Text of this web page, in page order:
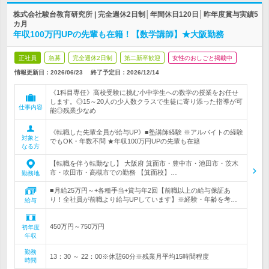
株式会社駿台教育研究所 | 完全週休2日制│年間休日120日│昨年度賞与実績5
カ月
年収100万円UPの先輩も在籍！【数学講師】★大阪勤務
正社員 急募 完全週休2日制 第二新卒歓迎 女性のおしごと掲載中
情報更新日：2026/06/23 終了予定日： 2026/12/14
仕事内容
《1科目専任》高校受験に挑む小中学生への数学の授業をお任せ
します。◎15～20人の少人数クラスで生徒に寄り添った指導が可
能◎残業少なめ
対象と
なる方
《転職した先輩全員が給与UP》■塾講師経験 ※アルバイトの経験
でもOK・年数不問 ★年収100万円UPの先輩も在籍
勤務地
【転職を伴う転勤なし】 大阪府 箕面市・豊中市・池田市・茨木
市・吹田市・高槻市での勤務 【箕面校】…
給与
■月給25万円～+各種手当+賞与年2回【前職以上の給与保証あ
り！全社員が前職より給与UPしています】※経験・年齢を考…
初年度
年収
450万円～750万円
勤務
時間
13：30 ～ 22：00※休憩60分※残業月平均15時間程度